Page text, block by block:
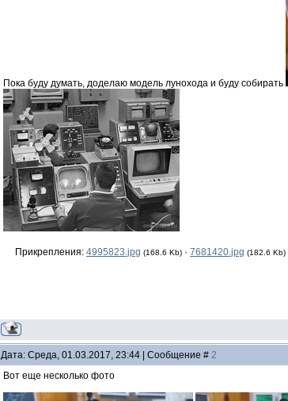
Пока буду думать, доделаю модель лунохода и буду собирать
Прикрепления: 4995823.jpg (168.6 Kb) · 7681420.jpg (182.6 Kb)
Дата: Среда, 01.03.2017, 23:44 | Сообщение # 2
Вот еще несколько фото